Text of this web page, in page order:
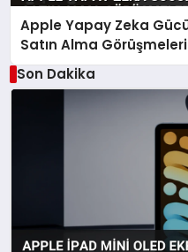
Apple Yapay Zeka
Satın Alma
Son Dakika